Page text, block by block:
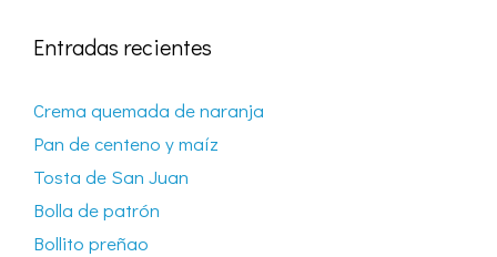
Entradas recientes
Crema quemada de naranja
Pan de centeno y maíz
Tosta de San Juan
Bolla de patrón
Bollito preñao